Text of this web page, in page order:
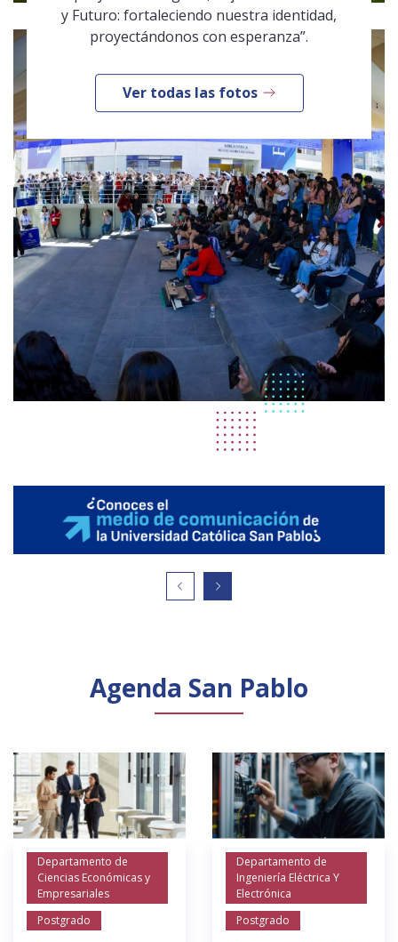
y Futuro: fortaleciendo nuestra identidad,
proyectándonos con esperanza”.
Ver todas las fotos
Agenda San Pablo
Departamento de
Ciencias Económicas y
Empresariales
Postgrado
Departamento de
Ingeniería Eléctrica Y
Electrónica
Postgrado